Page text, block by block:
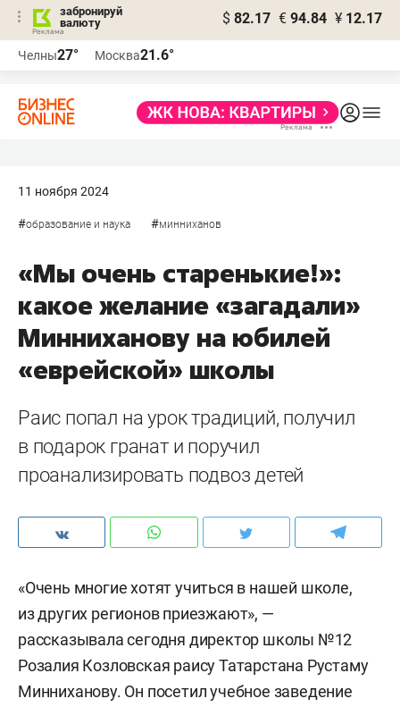
забронируй
валюту
$ 82.17 € 94.84 ¥ 12.17
Челны27° Москва21.6°
11 ноября 2024
#образование и наука #минниханов
«Мы очень старенькие!»:
какое желание «загадали»
Минниханову на юбилей
«еврейской» школы
Раис попал на урок традиций, получил
в подарок гранат и поручил
проанализировать подвоз детей
«Очень многие хотят учиться в нашей школе,
из других регионов приезжают», —
рассказывала сегодня директор школы №12
Розалия Козловская раису Татарстана Рустаму
Минниханову. Он посетил учебное заведение